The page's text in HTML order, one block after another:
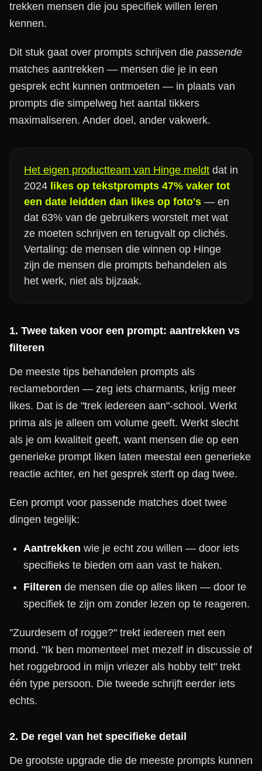
trekken mensen die jou specifiek willen leren
kennen.
Dit stuk gaat over prompts schrijven die passende
matches aantrekken — mensen die je in een
gesprek echt kunnen ontmoeten — in plaats van
prompts die simpelweg het aantal tikkers
maximaliseren. Ander doel, ander vakwerk.
Het eigen productteam van Hinge meldt dat in
2024 likes op tekstprompts 47% vaker tot
een date leidden dan likes op foto's — en
dat 63% van de gebruikers worstelt met wat
ze moeten schrijven en terugvalt op clichés.
Vertaling: de mensen die winnen op Hinge
zijn de mensen die prompts behandelen als
het werk, niet als bijzaak.
1. Twee taken voor een prompt: aantrekken vs
filteren
De meeste tips behandelen prompts als
reclameborden — zeg iets charmants, krijg meer
likes. Dat is de "trek iedereen aan"-school. Werkt
prima als je alleen om volume geeft. Werkt slecht
als je om kwaliteit geeft, want mensen die op een
generieke prompt liken laten meestal een generieke
reactie achter, en het gesprek sterft op dag twee.
Een prompt voor passende matches doet twee
dingen tegelijk:
Aantrekken wie je echt zou willen — door iets
specifieks te bieden om aan vast te haken.
Filteren de mensen die op alles liken — door te
specifiek te zijn om zonder lezen op te reageren.
"Zuurdesem of rogge?" trekt iedereen met een
mond. "Ik ben momenteel met mezelf in discussie of
het roggebrood in mijn vriezer als hobby telt" trekt
één type persoon. Die tweede schrijft eerder iets
echts.
2. De regel van het specifieke detail
De grootste upgrade die de meeste prompts kunnen